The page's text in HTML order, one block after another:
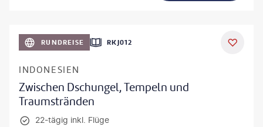
RUNDREISE RKJ012
INDONESIEN
Zwischen Dschungel, Tempeln und
Traumstränden
22-tägig inkl. Flüge